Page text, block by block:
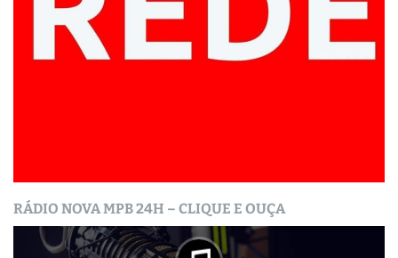
RÁDIO NOVA MPB 24H – CLIQUE E OUÇA